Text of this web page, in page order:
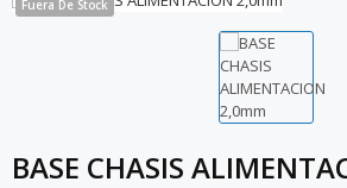
Fuera De Stock
BASE CHASIS